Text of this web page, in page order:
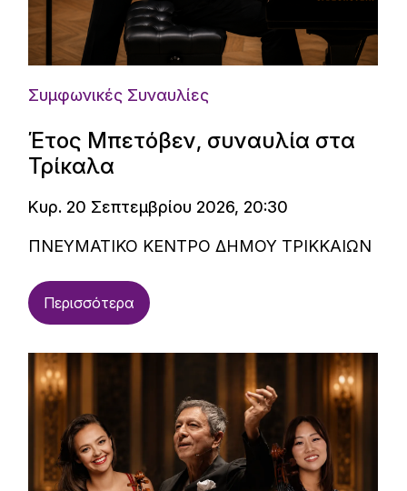
Συμφωνικές Συναυλίες
Έτος Μπετόβεν, συναυλία στα
Τρίκαλα
Κυρ. 20 Σεπτεμβρίου 2026, 20:30
ΠΝΕΥΜΑΤΙΚΟ ΚΕΝΤΡΟ ΔΗΜΟΥ ΤΡΙΚΚΑΙΩΝ
Περισσότερα